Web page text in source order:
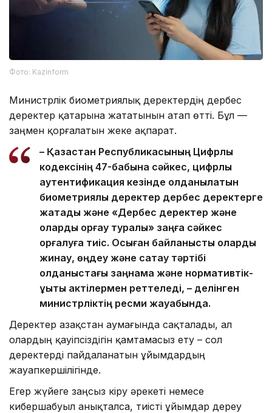
Фото: Kazinform
Министрлік биометриялық деректердің дербес
деректер қатарына жататынын атап өтті. Бұл —
заңмен қорғалатын жеке ақпарат.
– Қазақстан Республикасының Цифрлық
кодексінің 47-бабына сәйкес, цифрлық
аутентификация кезінде қолданылатын
биометриялық деректер дербес деректерге
жатады және «Дербес деректер және
оларды қорғау туралы» заңға сәйкес
қорғалуға тиіс. Осыған байланысты оларды
жинау, өңдеу және сақтау тәртібі
қолданыстағы заңнама және нормативтік-
құқықтық актілермен реттеледі, – делінген
министрліктің ресми жауабында.
Деректер Қазақстан аумағында сақталады, ал
олардың қауіпсіздігін қамтамасыз ету – сол
деректерді пайдаланатын ұйымдардың
жауапкершілігінде.
Егер жүйеге заңсыз кіру әрекеті немесе
кибершабуыл анықталса, тиісті ұйымдар дереу